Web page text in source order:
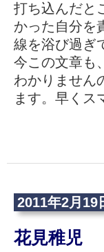
打ち込んだと
かった自分を
線を浴び過ぎ
今この文章も
わかりません
ます。早くス
2011年2月19
花見稚児